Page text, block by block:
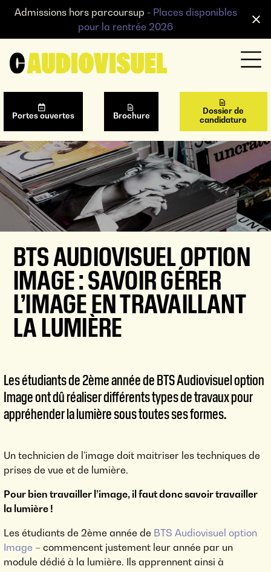
BTS AUDIOVISUEL OPTION
IMAGE : SAVOIR GÉRER
L’IMAGE EN TRAVAILLANT
LA LUMIÈRE
Les étudiants de 2ème année de BTS Audiovisuel option
Image ont dû réaliser différents types de travaux pour
appréhender la lumière sous toutes ses formes.
Un technicien de l’image doit maitriser les techniques de
prises de vue et de lumière.
Pour bien travailler l’image, il faut donc savoir travailler
la lumière !
Les étudiants de 2ème année de BTS Audiovisuel option
Image – commencent justement leur année par un
module dédié à la lumière. Ils apprennent ainsi à
Admissions hors parcoursup - Places disponibles
pour la rentrée 2026
Portes ouvertes Brochure
Dossier de
candidature